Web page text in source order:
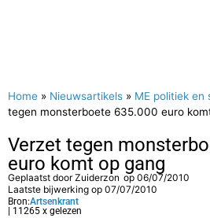
Home » Nieuwsartikels » ME politiek en
tegen monsterboete 635.000 euro
Verzet tegen
euro komt op gang
Geplaatst doorZuiderzon op 06/07/2010
Laatste bijwerking op 07/07/2010
Bron:Artsenkrant
| 11265 x gelezen